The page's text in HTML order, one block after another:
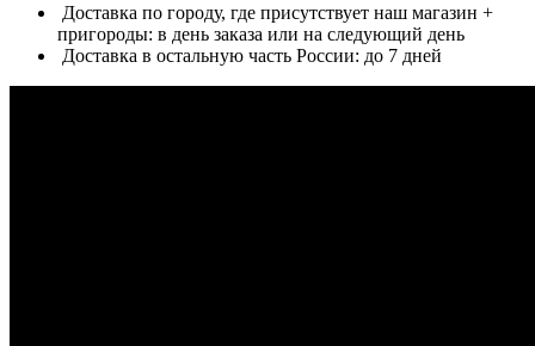
Доставка по городу, где присутствует наш магазин +
пригороды: в день заказа или на следующий день
Доставка в остальную часть России: до 7 дней